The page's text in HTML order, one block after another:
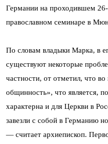
Германии на проходившем
православном семинаре в
По словам владыки Марка, в
существуют некоторые
частности, от отметил, что
общинность», что является,
характерна и для Церкви в
завезли с собой в Германию
— считает архиепископ.